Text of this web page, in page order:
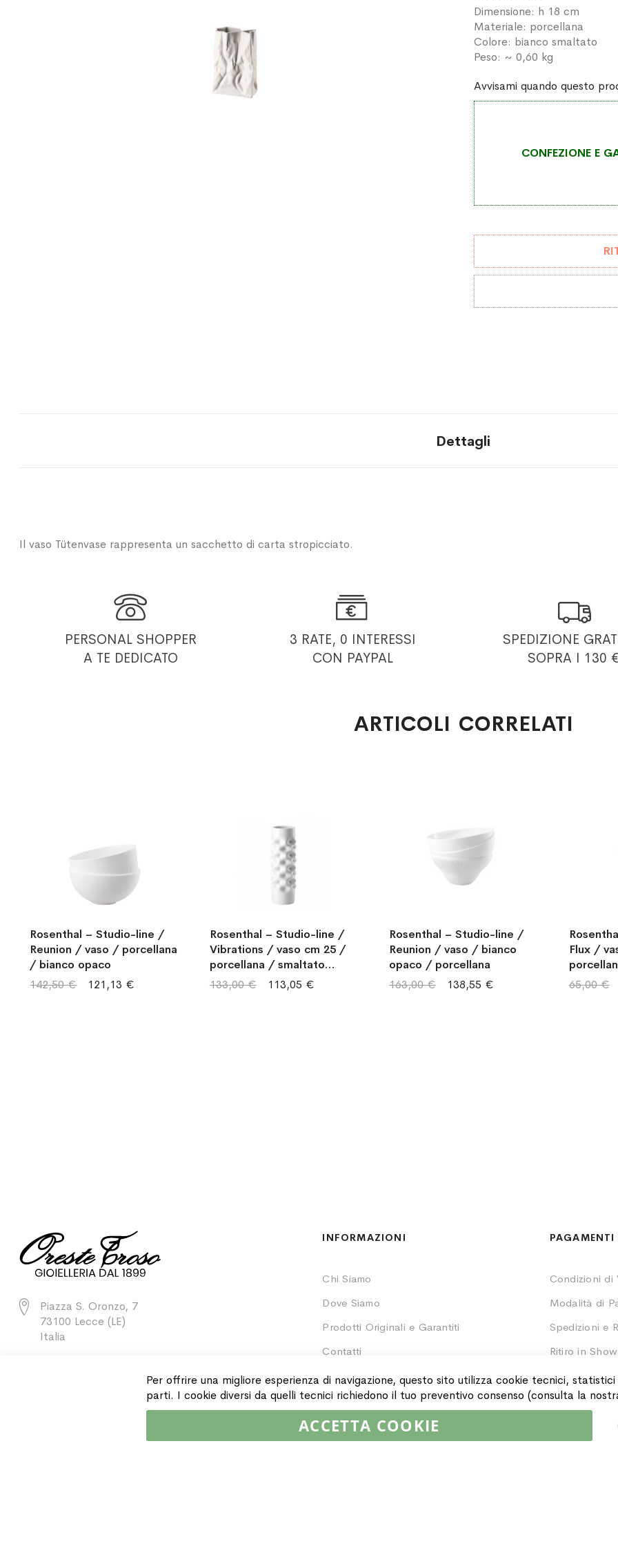
Dimensione: h 18 cm
Materiale: porcellana
Colore: bianco smaltato
Peso: ~ 0,60 kg
Avvisami quando questo
CONFEZIONE E
Dettagli
Il vaso Tütenvase rappresenta un sacchetto di carta stropicciato.

PERSONAL SHOPPER
A TE DEDICATO

3 RATE, 0 INTERESSI
CON PAYPAL

SPEDIZIONE
SOPRA I 130
ARTICOLI CORRELATI
Rosenthal – Studio-line /
Reunion / vaso / porcellana
/ bianco opaco
121,13 €
142,50 €
Rosenthal – Studio-line /
Vibrations / vaso cm 25 /
porcellana / smaltato
bianco
113,05 €
133,00 €
Rosenthal – Studio-line /
Reunion / vaso / bianco
opaco / porcellana
138,55 €
163,00 €
Flux /
smaltato
65,00 €
Piazza S. Oronzo, 7
73100 Lecce (LE)
Italia
INFORMAZIONI
Chi Siamo
Dove Siamo
Prodotti Originali e Garantiti
Contatti
Condizioni di
Modalità di
Spedizioni e
Ritiro in
Monitoraggio
Copyright © 2015 Gioielleria Oreste Troso. All rights reserved. P. IVA IT02064590751
Per offrire una migliore esperienza di navigazione, questo sito utilizza cookie tecnici,
parti. I cookie diversi da quelli tecnici richiedono il tuo preventivo consenso (consulta la
ACCETTA COOKIE